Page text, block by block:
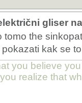
gliser
tomo the
pokazati kak se
you believe
realize that